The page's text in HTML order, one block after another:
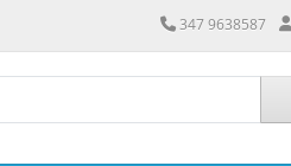
347 9638587